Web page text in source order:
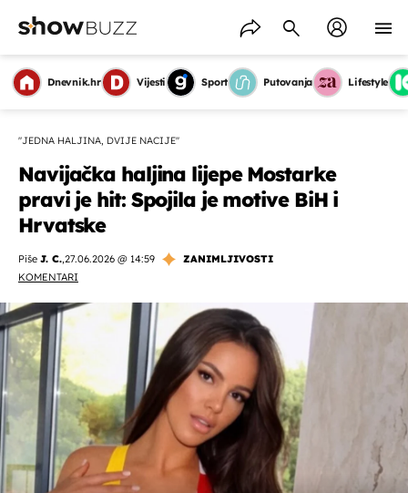
Dnevnik.hr Vijesti Sport Putovanja Lifestyle
"JEDNA HALJINA, DVIJE NACIJE''
Navijačka haljina lijepe Mostarke
pravi je hit: Spojila je motive BiH i
Hrvatske
Piše J. C.,27.06.2026 @ 14:59
ZANIMLJIVOSTI
KOMENTARI
OMOGUĆI OBAVIJESTI